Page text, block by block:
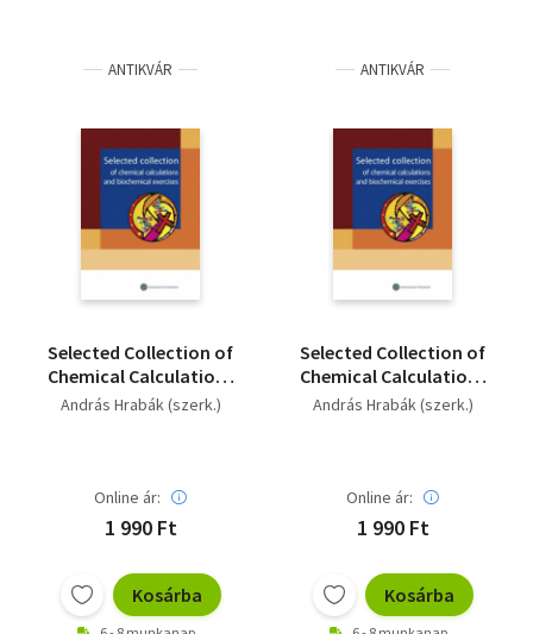
ANTIKVÁR
Selected Collection of
Chemical Calculations
and Biochemical
András Hrabák (szerk.)
Online ár:
1 990 Ft
Kosárba
ANTIKVÁR
Selected Collection of
Chemical Calculations
and Biochemical
András Hrabák (szerk.)
Online ár:
1 990 Ft
Kosárba